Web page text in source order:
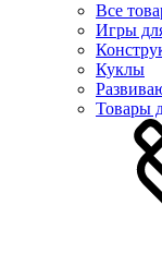
Все
Игры
Куклы
Товары